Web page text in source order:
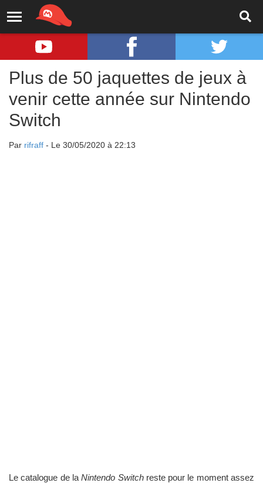
Plus de 50 jaquettes de jeux à
venir cette année sur Nintendo
Switch
Par rifraff - Le 30/05/2020 à 22:13
Le catalogue de laNintendo Switchreste pour le moment assez